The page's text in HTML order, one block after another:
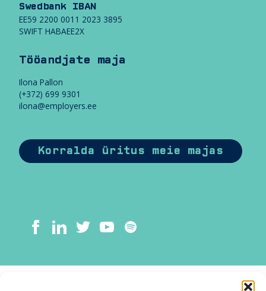
Swedbank IBAN
EE59 2200 0011 2023 3895
SWIFT HABAEE2X
Tööandjate maja
Ilona Pallon
(+372) 699 9301
ilona@employers.ee
Korralda üritus meie majas